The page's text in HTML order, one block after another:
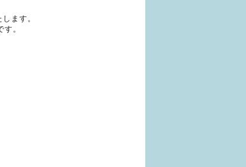
ます。
。